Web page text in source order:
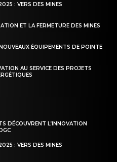
: VERS DES MINES
ET LA FERMETURE DES MINES
ÉQUIPEMENTS DE POINTE
AU SERVICE DES PROJETS
DÉCOUVRENT L’INNOVATION
: VERS DES MINES